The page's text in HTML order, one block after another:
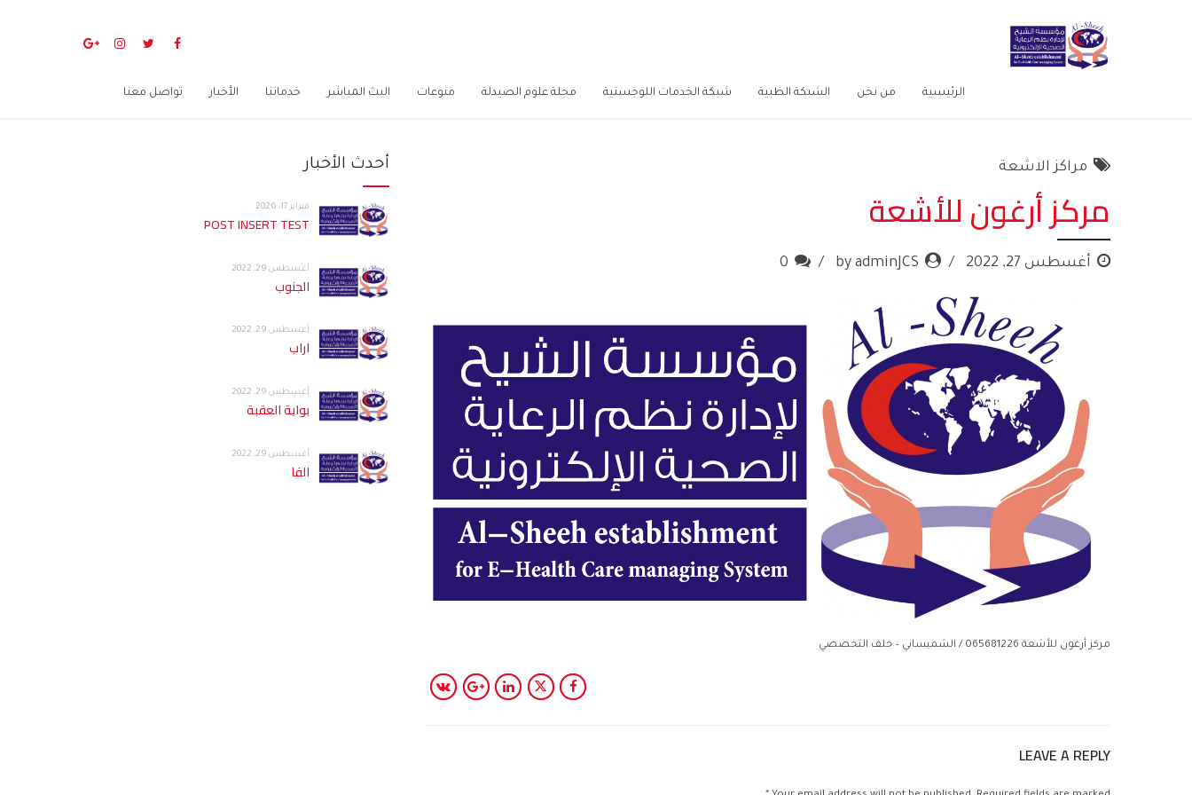
الرئيسية من نحن الشبكة الطبية شبكة الخدمات اللوجستية مجلة علوم الصيدلة منوعات البث المباشر خدماتنا الأخبار تواصل معنا
مراكز الاشعة
مركز أرغون للأشعة
أغسطس 27, 2022 by adminJCS
0
مركز أرغون للأشعة 065681226 / الشميساني – خلف التخصصي
LEAVE A REPLY
أحدث الأخبار
فبراير 17, 2026
POST INSERT TEST
أغسطس 29, 2022
الجنوب
أغسطس 29, 2022
اراب
أغسطس 29, 2022
بوابة العقبة
أغسطس 29, 2022
الفا